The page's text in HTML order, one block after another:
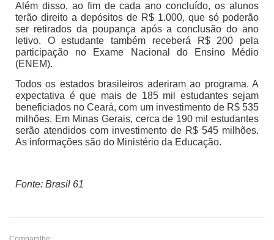
Além disso, ao fim de cada ano concluído, os alunos
terão direito a depósitos de R$ 1.000, que só poderão
ser retirados da poupança após a conclusão do ano
letivo. O estudante também receberá R$ 200 pela
participação no Exame Nacional do Ensino Médio
(ENEM).
Todos os estados brasileiros aderiram ao programa. A
expectativa é que mais de 185 mil estudantes sejam
beneficiados no Ceará, com um investimento de R$ 535
milhões. Em Minas Gerais, cerca de 190 mil estudantes
serão atendidos com investimento de R$ 545 milhões.
As informações são do Ministério da Educação.
Fonte: Brasil 61